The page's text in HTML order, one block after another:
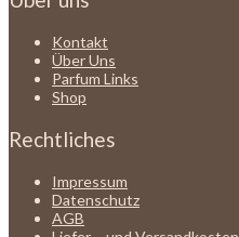
Kontakt
Über Uns
Parfum Links
Shop
Rechtliches
Impressum
Datenschutz
AGB